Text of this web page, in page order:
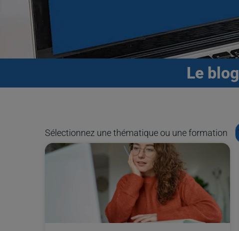
Le blog
Sélectionnez une thématique ou une formation